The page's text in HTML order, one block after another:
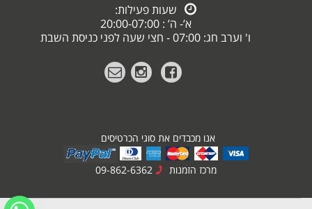
שעות פעילות:
א’- ה’ : 20:00-07:00
ו' וערב חג: 07:00 - חצי שעה לפני כניסת השבת
אנו מכבדים את סוגי הכרטיסים
מרכז הזמנות